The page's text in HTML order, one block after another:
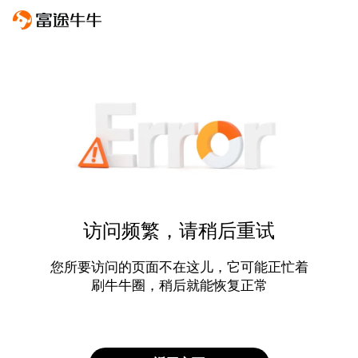
访问频繁，请稍后重试
您所要访问的页面不在这儿，它可能正忙着
刷牛牛圈，稍后就能恢复正常